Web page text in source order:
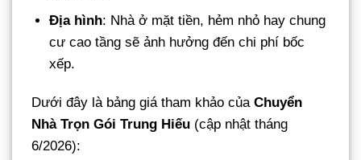
Địa hình: Nhà ở mặt tiền, hẻm nhỏ hay chung
cư cao tầng sẽ ảnh hưởng đến chi phí bốc
xếp.
Dưới đây là bảng giá tham khảo của Chuyển
Nhà Trọn Gói Trung Hiếu (cập nhật tháng
6/2026):